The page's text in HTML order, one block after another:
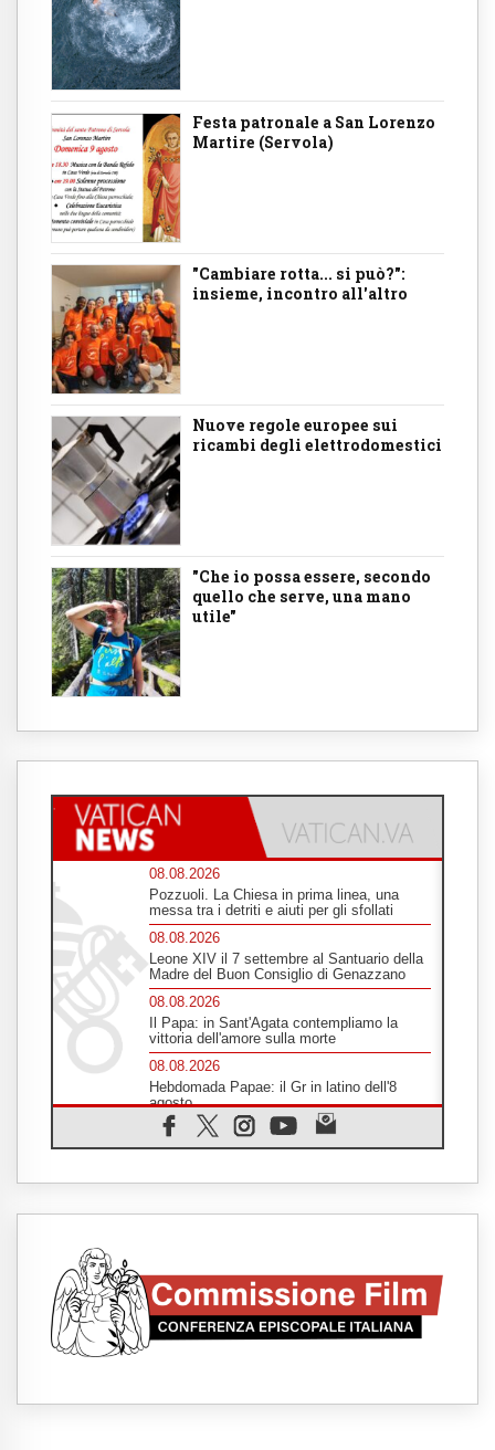
Festa patronale a San Lorenzo
Martire (Servola)
"Cambiare rotta... si può?":
insieme, incontro all'altro
Nuove regole europee sui
ricambi degli elettrodomestici
"Che io possa essere, secondo
quello che serve, una mano
utile"
08.08.2026
Pozzuoli. La Chiesa in prima linea, una
messa tra i detriti e aiuti per gli sfollati
08.08.2026
Leone XIV il 7 settembre al Santuario della
Madre del Buon Consiglio di Genazzano
08.08.2026
Il Papa: in Sant'Agata contempliamo la
vittoria dell'amore sulla morte
08.08.2026
Hebdomada Papae: il Gr in latino dell'8
agosto
08.08.2026
Spin Time, Reina: Cristo non abita nei
senzatetto
08.08.2026
08.08.2026
Argentina, l'arcivescovo Colombo: "La
visita del Papa messaggio di pace e
dignità"